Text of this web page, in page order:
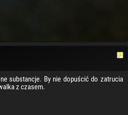
substancje. By nie dopuścić do zatrucia
z czasem.